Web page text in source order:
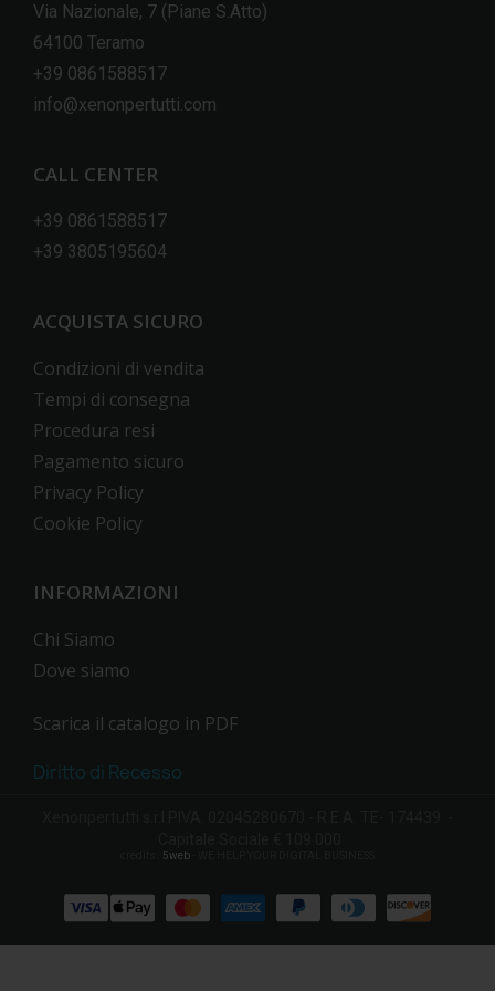
Via Nazionale, 7 (Piane S.Atto)
64100 Teramo
+39 0861588517
info@xenonpertutti.com
CALL CENTER
+39 0861588517
+39 3805195604
ACQUISTA SICURO
Condizioni di vendita
Tempi di consegna
Procedura resi
Pagamento sicuro
Privacy Policy
Cookie Policy
INFORMAZIONI
Chi Siamo
Dove siamo
Scarica il catalogo in PDF
Diritto di Recesso
5web